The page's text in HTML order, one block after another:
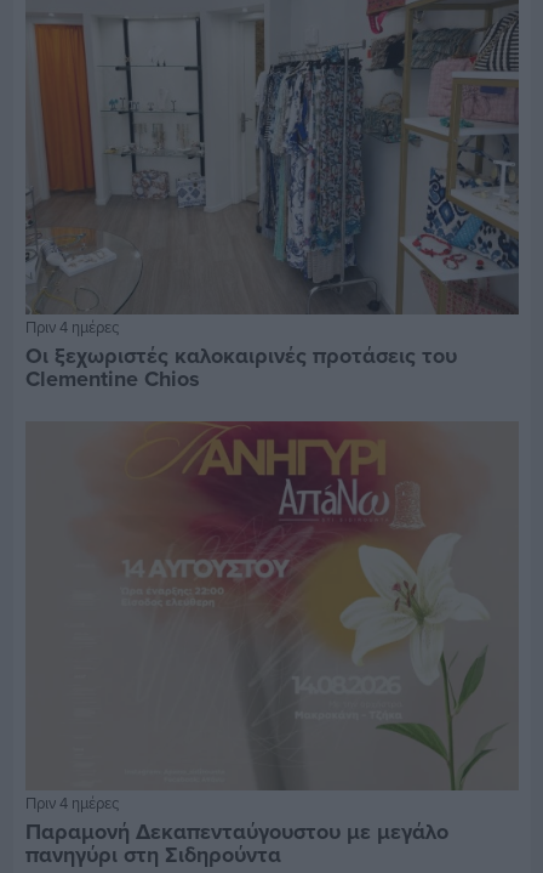
Πριν 4 ημέρες
Οι ξεχωριστές καλοκαιρινές προτάσεις του
Clementine Chios
Πριν 4 ημέρες
Παραμονή Δεκαπενταύγουστου με μεγάλο
πανηγύρι στη Σιδηρούντα